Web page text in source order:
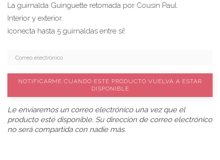
La guirnalda Guinguette retomada por Cousin Paul.
Interior y exterior.
¡conecta hasta 5 guirnaldas entre sí!
NOTIFICARME CUANDO ESTE PRODUCTO VUELVA A ESTAR
DISPONIBLE
Le enviaremos un correo electrónico una vez que el
producto esté disponible. Su dirección de correo electrónico
no será compartida con nadie más.